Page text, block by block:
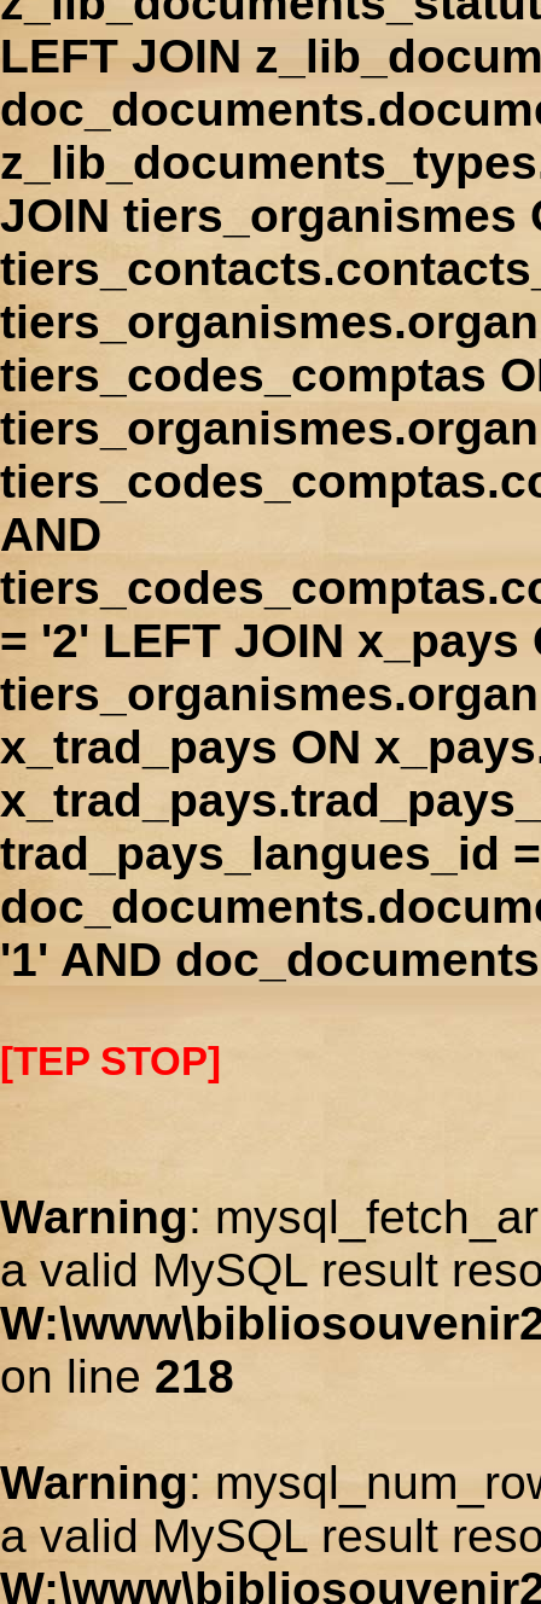
LEFT JOIN
JOIN tiers_organismes
tiers_codes_comptas
AND
= '2' LEFT JOIN
x_trad_pays ON
trad_pays_langues_id
'1' AND
[TEP STOP]
Warning:
a valid MySQL result
on line 218
Warning:
a valid MySQL result